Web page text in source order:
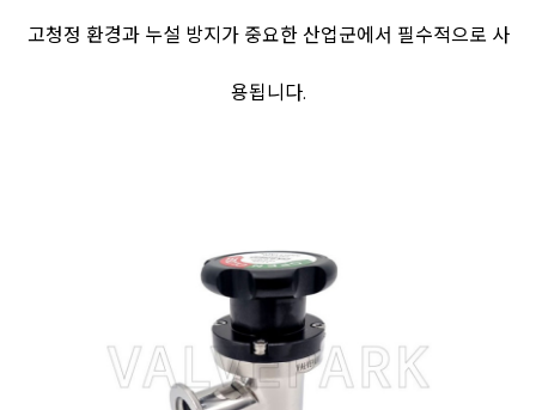
고청정 환경과 누설 방지가 중요한 산업군에서 필수적으로 사
용됩니다.